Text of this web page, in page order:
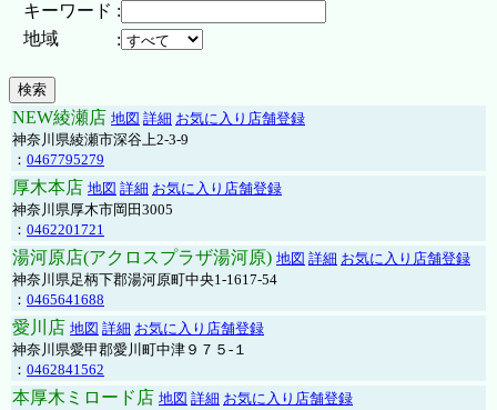
キーワード :
地域
:
NEW綾瀬店 地図 詳細 お気に入り店舗登録
神奈川県綾瀬市深谷上2-3-9
： 0467795279
厚木本店 地図 詳細 お気に入り店舗登録
神奈川県厚木市岡田3005
： 0462201721
湯河原店(アクロスプラザ湯河原) 地図 詳細 お気に入り店舗登録
神奈川県足柄下郡湯河原町中央1-1617-54
： 0465641688
愛川店 地図 詳細 お気に入り店舗登録
神奈川県愛甲郡愛川町中津９７５-１
： 0462841562
本厚木ミロード店 地図 詳細 お気に入り店舗登録